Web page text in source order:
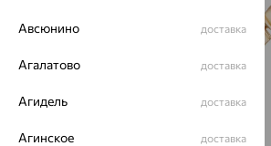
Авсюнино доставка
Агалатово доставка
Агидель доставка
Агинское доставка